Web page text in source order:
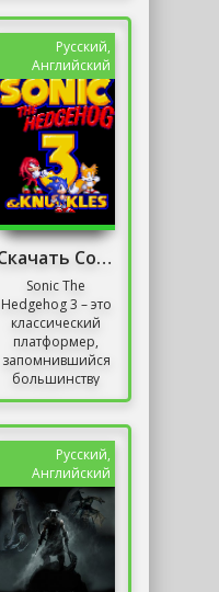
приключений
знаменитого...
Русский,
Английский
Скачать Соник 3
Sonic The
Hedgehog 3 – это
классический
платформер,
запомнившийся
большинству
пользователей
уровней и
разных...
Русский,
Английский